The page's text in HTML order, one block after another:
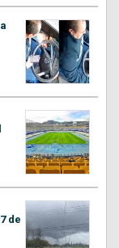
de